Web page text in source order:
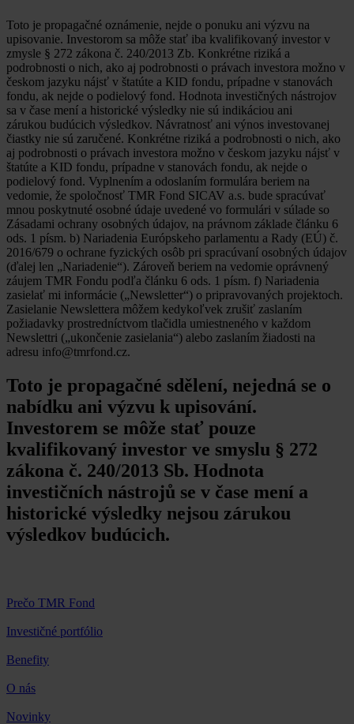
Toto je propagačné oznámenie, nejde o ponuku ani výzvu na
upisovanie. Investorom sa môže stať iba kvalifikovaný investor v
zmysle § 272 zákona č. 240/2013 Zb. Konkrétne riziká a
podrobnosti o nich, ako aj podrobnosti o právach investora možno v
českom jazyku nájsť v štatúte a KID fondu, prípadne v stanovách
fondu, ak nejde o podielový fond. Hodnota investičných nástrojov
sa v čase mení a historické výsledky nie sú indikáciou ani
zárukou budúcich výsledkov. Návratnosť ani výnos investovanej
čiastky nie sú zaručené. Konkrétne riziká a podrobnosti o nich, ako
aj podrobnosti o právach investora možno v českom jazyku nájsť v
štatúte a KID fondu, prípadne v stanovách fondu, ak nejde o
podielový fond. Vyplnením a odoslaním formulára beriem na
vedomie, že spoločnosť TMR Fond SICAV a.s. bude spracúvať
mnou poskytnuté osobné údaje uvedené vo formulári v súlade so
Zásadami ochrany osobných údajov, na právnom základe článku 6
ods. 1 písm. b) Nariadenia Európskeho parlamentu a Rady (EÚ) č.
2016/679 o ochrane fyzických osôb pri spracúvaní osobných údajov
(ďalej len „Nariadenie“). Zároveň beriem na vedomie oprávnený
záujem TMR Fondu podľa článku 6 ods. 1 písm. f) Nariadenia
zasielať mi informácie („Newsletter“) o pripravovaných projektoch.
Zasielanie Newslettera môžem kedykoľvek zrušiť zaslaním
požiadavky prostredníctvom tlačidla umiestneného v každom
Newslettri („ukončenie zasielania“) alebo zaslaním žiadosti na
adresu info@tmrfond.cz.
Toto je propagačné sdělení, nejedná se o
nabídku ani výzvu k upisování.
Investorem se môže stať pouze
kvalifikovaný investor ve smyslu § 272
zákona č. 240/2013 Sb. Hodnota
investičních nástrojů se v čase mení a
historické výsledky nejsou zárukou
výsledkov budúcich.
Prečo TMR Fond
Investičné portfólio
Benefity
O nás
Novinky